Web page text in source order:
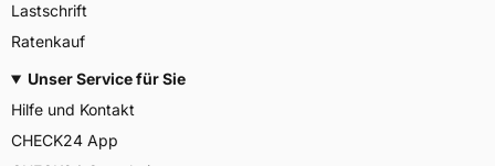
Lastschrift
Ratenkauf
Unser Service für Sie
Hilfe und Kontakt
CHECK24 App